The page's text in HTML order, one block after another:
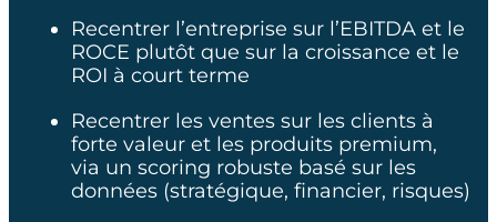
DURÉE
4 ans
SECTEUR
Industrie du câble
Recentrer l’entreprise sur l’EBITDA et le
ROCE plutôt que sur la croissance et le
ROI à court terme
Recentrer les ventes sur les clients à
forte valeur et les produits premium,
via un scoring robuste basé sur les
données (stratégique, financier, risques)